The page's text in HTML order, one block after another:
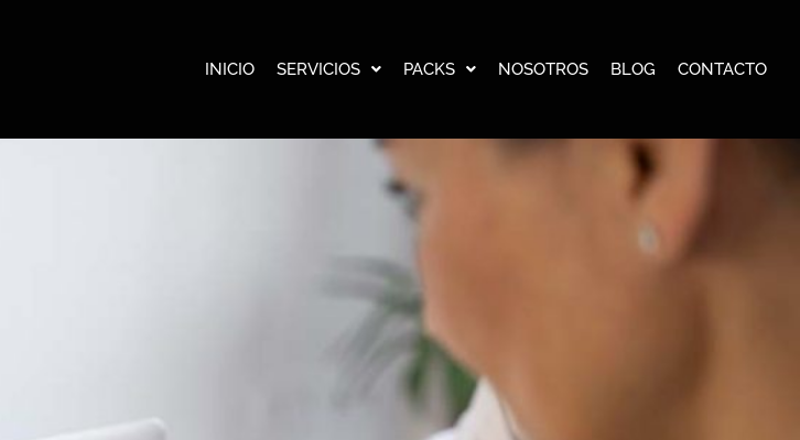
INICIO SERVICIOS PACKS NOSOTROS BLOG CONTACTO